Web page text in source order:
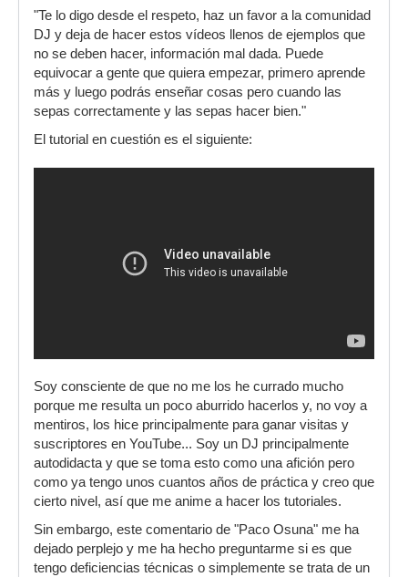
"Te lo digo desde el respeto, haz un favor a la comunidad
DJ y deja de hacer estos vídeos llenos de ejemplos que
no se deben hacer, información mal dada. Puede
equivocar a gente que quiera empezar, primero aprende
más y luego podrás enseñar cosas pero cuando las
sepas correctamente y las sepas hacer bien. "
El tutorial en cuestión es el siguiente:
Soy consciente de que no me los he currado mucho
porque me resulta un poco aburrido hacerlos y, no voy a
mentiros, los hice principalmente para ganar visitas y
suscriptores en YouTube... Soy un DJ principalmente
autodidacta y que se toma esto como una afición pero
como ya tengo unos cuantos años de práctica y creo que
cierto nivel, así que me anime a hacer los tutoriales.
Sin embargo, este comentario de "Paco Osuna" me ha
dejado perplejo y me ha hecho preguntarme si es que
tengo deficiencias técnicas o simplemente se trata de un